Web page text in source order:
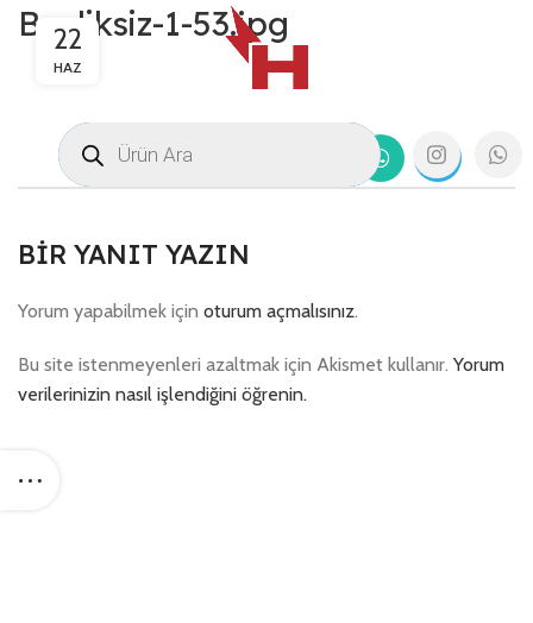
Basliksiz-1-53.jpg
22
HAZ
BIR YANIT YAZIN
Yorum yapabilmek için oturum açmalısınız.
Bu site istenmeyenleri azaltmak için Akismet kullanır. Yorum
verilerinizin nasıl işlendiğini öğrenin.